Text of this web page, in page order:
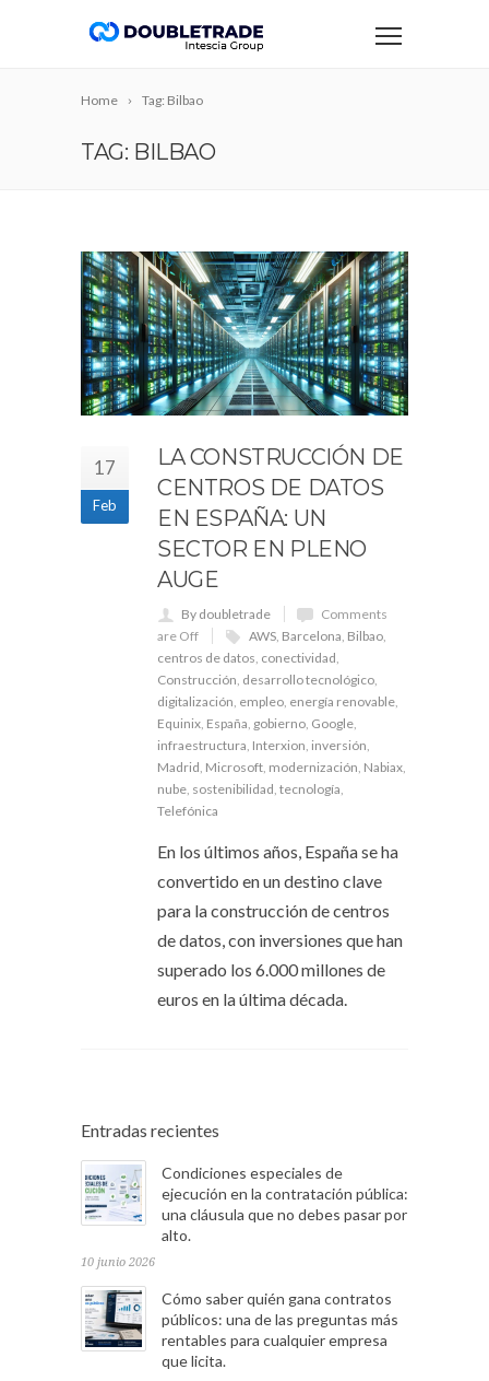
Home Tag: Bilbao
TAG: BILBAO
17
Feb
LA CONSTRUCCIÓN DE
CENTROS DE DATOS
EN ESPAÑA: UN
SECTOR EN PLENO
AUGE
By doubletrade
Comments
are Off
AWS, Barcelona, Bilbao,
centros de datos, conectividad,
Construcción, desarrollo tecnológico,
digitalización, empleo, energía renovable,
Equinix, España, gobierno, Google,
infraestructura, Interxion, inversión,
Madrid, Microsoft, modernización, Nabiax,
nube, sostenibilidad, tecnología,
Telefónica
En los últimos años, España se ha
convertido en un destino clave
para la construcción de centros
de datos, con inversiones que han
superado los 6.000 millones de
euros en la última década.
Entradas recientes
Condiciones especiales de
ejecución en la contratación pública:
una cláusula que no debes pasar por
alto.
10 junio 2026
Cómo saber quién gana contratos
públicos: una de las preguntas más
rentables para cualquier empresa
que licita.